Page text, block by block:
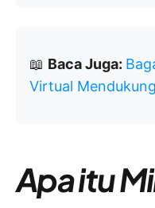
📖 Baca Juga:
Virtual
Apa itu